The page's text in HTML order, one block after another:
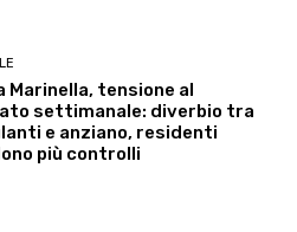
Marinella, tensione al
settimanale: diverbio tra
e anziano, residenti
più controlli